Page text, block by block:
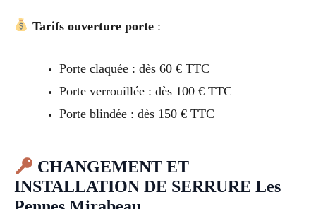
Tarifs ouverture porte:
Porte claquée : dès 60 € TTC
Porte verrouillée : dès 100 € TTC
Porte blindée : dès 150 € TTC
CHANGEMENT ET
INSTALLATION DE SERRURE Les